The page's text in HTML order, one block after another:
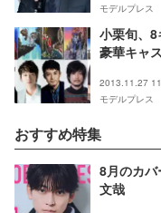
モデルプレス
小栗旬、
豪華キャ
2013.11.27
モデルプレス
おすすめ特集
8月のカ
文哉